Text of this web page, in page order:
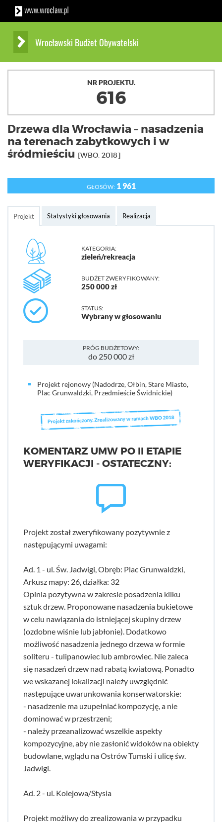
Wrocławski Budżet Obywatelski
NR PROJEKTU.
616
Drzewa dla Wrocławia – nasadzenia
na terenach zabytkowych i w
śródmieściu [WBO. 2018]
GŁOSÓW:1 961
Projekt Statystyki głosowania Realizacja
KATEGORIA:
zieleń/rekreacja
BUDŻET ZWERYFIKOWANY:
250 000 zł
STATUS:
Wybrany w głosowaniu
PRÓG BUDŻETOWY:
do 250 000 zł
Projekt rejonowy (Nadodrze, Ołbin, Stare Miasto,
Plac Grunwaldzki, Przedmieście Świdnickie)
KOMENTARZ UMW PO II ETAPIE
WERYFIKACJI - OSTATECZNY:
Projekt został zweryfikowany pozytywnie z
następującymi uwagami:
Ad. 1 - ul. Św. Jadwigi, Obręb: Plac Grunwaldzki,
Arkusz mapy: 26, działka: 32
Opinia pozytywna w zakresie posadzenia kilku
sztuk drzew. Proponowane nasadzenia bukietowe
w celu nawiązania do istniejącej skupiny drzew
(ozdobne wiśnie lub jabłonie). Dodatkowo
możliwość nasadzenia jednego drzewa w formie
soliteru - tulipanowiec lub ambrowiec. Nie zaleca
się nasadzeń drzew nad rabatą kwiatową. Ponadto
we wskazanej lokalizacji należy uwzględnić
następujące uwarunkowania konserwatorskie:
- nasadzenie ma uzupełniać kompozycję, a nie
dominować w przestrzeni;
- należy przeanalizować wszelkie aspekty
kompozycyjne, aby nie zasłonić widoków na obiekty
budowlane, wglądu na Ostrów Tumski i ulicę św.
Jadwigi.
Ad. 2 - ul. Kolejowa/Stysia
Projekt możliwy do zrealizowania w przypadku